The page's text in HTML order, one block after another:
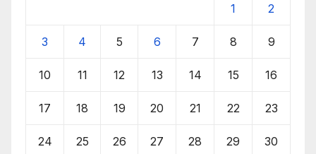
1 2
3 4 5 6 7 8 9
10 11 12 13 14 15 16
17 18 19 20 21 22 23
24 25 26 27 28 29 30